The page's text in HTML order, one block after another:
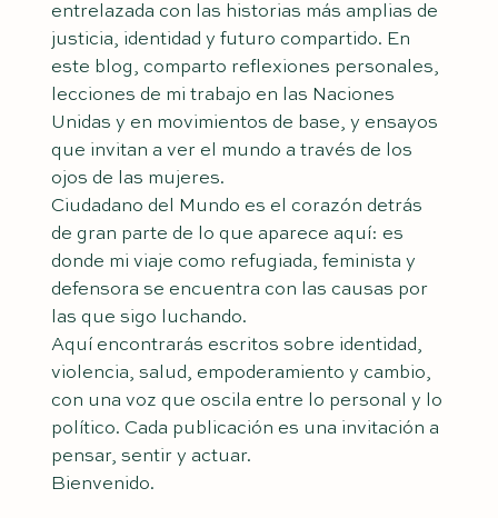
entrelazada con las historias más amplias de
justicia, identidad y futuro compartido. En
este blog, comparto reflexiones personales,
lecciones de mi trabajo en las Naciones
Unidas y en movimientos de base, y ensayos
que invitan a ver el mundo a través de los
ojos de las mujeres.
Ciudadano del Mundo es el corazón detrás
de gran parte de lo que aparece aquí: es
donde mi viaje como refugiada, feminista y
defensora se encuentra con las causas por
las que sigo luchando.
Aquí encontrarás escritos sobre identidad,
violencia, salud, empoderamiento y cambio,
con una voz que oscila entre lo personal y lo
político. Cada publicación es una invitación a
pensar, sentir y actuar.
Bienvenido.